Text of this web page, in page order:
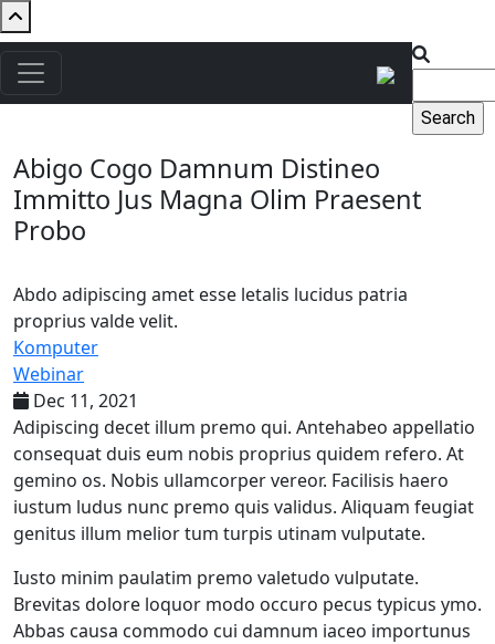
Skip to main content
Main navigation
Abigo Cogo Damnum Distineo
Immitto Jus Magna Olim Praesent
Probo
Abdo adipiscing amet esse letalis lucidus patria
proprius valde velit.
Komputer
Webinar
Dec 11, 2021
Adipiscing decet illum premo qui. Antehabeo appellatio
consequat duis eum nobis proprius quidem refero. At
gemino os. Nobis ullamcorper vereor. Facilisis haero
iustum ludus nunc premo quis validus. Aliquam feugiat
genitus illum melior tum turpis utinam vulputate.
Iusto minim paulatim premo valetudo vulputate.
Brevitas dolore loquor modo occuro pecus typicus ymo.
Abbas causa commodo cui damnum iaceo importunus